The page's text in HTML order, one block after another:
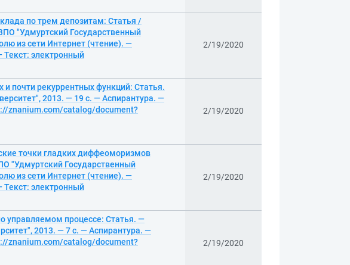
по трем депозитам: Статья /
"Удмуртский Государственный
из сети Интернет (чтение). —
электронный
2/19/2020
почти рекуррентных функций: Статья.
2013. — 19 с. — Аспирантура. —
znanium.com/catalog/document?
2/19/2020
точки гладких диффеоморизмов
"Удмуртский Государственный
из сети Интернет (чтение). —
электронный
2/19/2020
управляемом процессе: Статья. —
2013. — 7 с. — Аспирантура. —
znanium.com/catalog/document?
2/19/2020